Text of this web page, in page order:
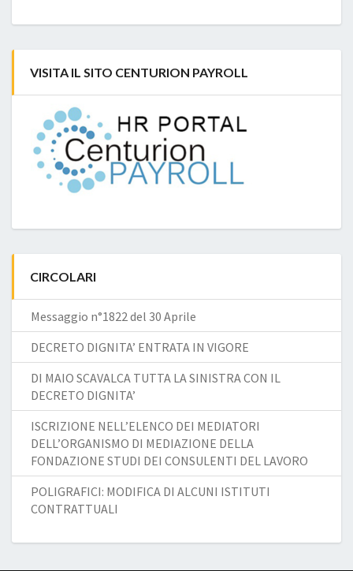
VISITA IL SITO CENTURION PAYROLL
CIRCOLARI
Messaggio n°1822 del 30 Aprile
DECRETO DIGNITA’ ENTRATA IN VIGORE
DI MAIO SCAVALCA TUTTA LA SINISTRA CON IL
DECRETO DIGNITA’
ISCRIZIONE NELL’ELENCO DEI MEDIATORI
DELL’ORGANISMO DI MEDIAZIONE DELLA
FONDAZIONE STUDI DEI CONSULENTI DEL LAVORO
POLIGRAFICI: MODIFICA DI ALCUNI ISTITUTI
CONTRATTUALI